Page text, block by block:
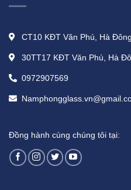
CT10 KĐT Văn Phú, Hà
30TT17 KĐT Văn Phú, Hà
0972907569
Đồng hành cùng chúng tôi tại: